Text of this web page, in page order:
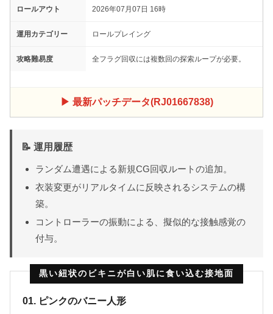
ロールアウト 2026年07月07日 16時
運用カテゴリー ロールプレイング
攻略難易度 全フラグ回収には複数回の探索ループが必要。
▶ 最新パッチデータ(RJ01667838)
📝 運用履歴
ランダム遭遇による新規CG回収ルートの追加。
衣装変更がリアルタイムに反映されるシステムの構
築。
コントローラーの振動による、擬似的な接触感覚の
付与。
黒い紐状のビキニが白い肌に食い込む接地面
01. ピンクのバニー人形